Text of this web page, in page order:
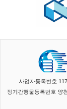
사업자등록번호
정기간행물등록번호 양